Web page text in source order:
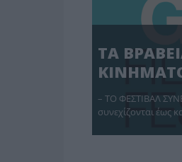
ΤΑ
– ΤΟ ΦΕΣΤΙΒΑΛ
συνεχίζονται έως